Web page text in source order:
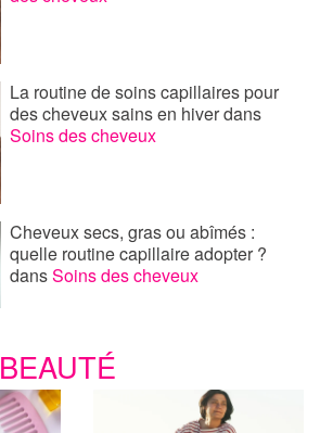
La routine de soins capillaires pour
des cheveux sains en hiverdans
Soins des cheveux
Cheveux secs, gras ou abîmés :
quelle routine capillaire adopter ?
dansSoins des cheveux
BEAUTÉ